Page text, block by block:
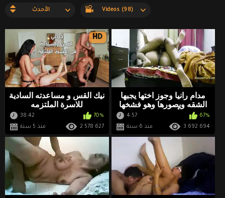
الأحدث Videos (98)
HD
نيك القس و مساعدته السادية
للاسرة الملتزمه
38:42
70%
منذ 5 سنة
2 578 627
مدام رانيا وجوز اختها يجبها
الشقه ويصورها وهو فشخها
نيك بأجمل اوضاع وا4:57
67%
منذ 6 سنة
3 692 694